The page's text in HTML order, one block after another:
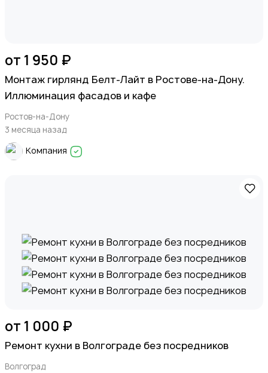
от 1 950 ₽
Монтаж гирлянд Белт-Лайт в Ростове-на-Дону.
Иллюминация фасадов и кафе
Ростов-на-Дону
3 месяца назад
Компания
от 1 000 ₽
Ремонт кухни в Волгограде без посредников
Волгоград